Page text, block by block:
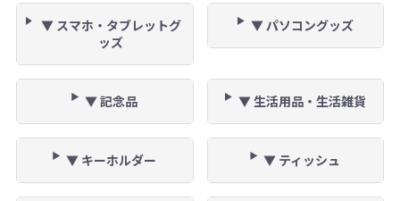
▼ スマホ・タブレットグ
ッズ
▼ パソコングッズ
▼ 記念品 ▼ 生活用品・生活雑貨
▼ キーホルダー ▼ ティッシュ